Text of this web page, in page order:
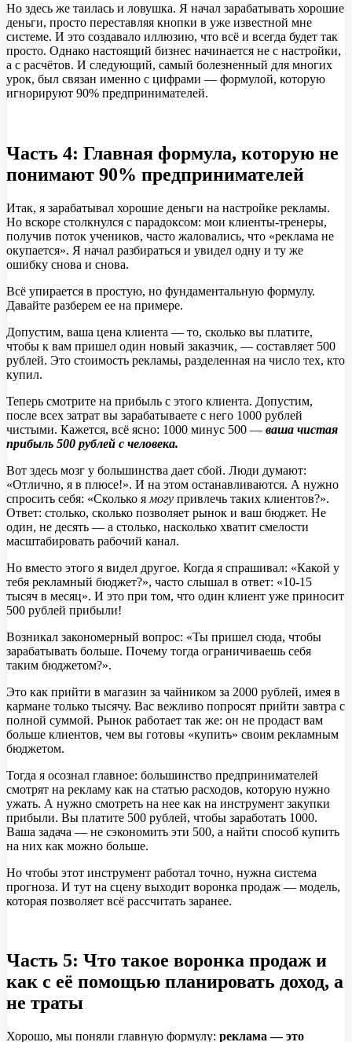
Но здесь же таилась и ловушка. Я начал зарабатывать хорошие
деньги, просто переставляя кнопки в уже известной мне
системе. И это создавало иллюзию, что всё и всегда будет так
просто. Однако настоящий бизнес начинается не с настройки,
а с расчётов. И следующий, самый болезненный для многих
урок, был связан именно с цифрами — формулой, которую
игнорируют 90% предпринимателей.
Часть 4: Главная формула, которую не
понимают 90% предпринимателей
Итак, я зарабатывал хорошие деньги на настройке рекламы.
Но вскоре столкнулся с парадоксом: мои клиенты-тренеры,
получив поток учеников, часто жаловались, что «реклама не
окупается». Я начал разбираться и увидел одну и ту же
ошибку снова и снова.
Всё упирается в простую, но фундаментальную формулу.
Давайте разберем ее на примере.
Допустим, ваша цена клиента — то, сколько вы платите,
чтобы к вам пришел один новый заказчик, — составляет 500
рублей. Это стоимость рекламы, разделенная на число тех, кто
купил.
Теперь смотрите на прибыль с этого клиента. Допустим,
после всех затрат вы зарабатываете с него 1000 рублей
чистыми. Кажется, всё ясно: 1000 минус 500 — ваша чистая
прибыль 500 рублей с человека.
Вот здесь мозг у большинства дает сбой. Люди думают:
«Отлично, я в плюсе!». И на этом останавливаются. А нужно
спросить себя: «Сколько я могу привлечь таких клиентов?».
Ответ: столько, сколько позволяет рынок и ваш бюджет. Не
один, не десять — а столько, насколько хватит смелости
масштабировать рабочий канал.
Но вместо этого я видел другое. Когда я спрашивал: «Какой у
тебя рекламный бюджет?», часто слышал в ответ: «10-15
тысяч в месяц». И это при том, что один клиент уже приносит
500 рублей прибыли!
Возникал закономерный вопрос: «Ты пришел сюда, чтобы
зарабатывать больше. Почему тогда ограничиваешь себя
таким бюджетом?».
Это как прийти в магазин за чайником за 2000 рублей, имея в
кармане только тысячу. Вас вежливо попросят прийти завтра с
полной суммой. Рынок работает так же: он не продаст вам
больше клиентов, чем вы готовы «купить» своим рекламным
бюджетом.
Тогда я осознал главное: большинство предпринимателей
смотрят на рекламу как на статью расходов, которую нужно
ужать. А нужно смотреть на нее как на инструмент закупки
прибыли. Вы платите 500 рублей, чтобы заработать 1000.
Ваша задача — не сэкономить эти 500, а найти способ купить
на них как можно больше.
Но чтобы этот инструмент работал точно, нужна система
прогноза. И тут на сцену выходит воронка продаж — модель,
которая позволяет всё рассчитать заранее.
Часть 5: Что такое воронка продаж и
как с её помощью планировать доход, а
не траты
Хорошо, мы поняли главную формулу: реклама — это